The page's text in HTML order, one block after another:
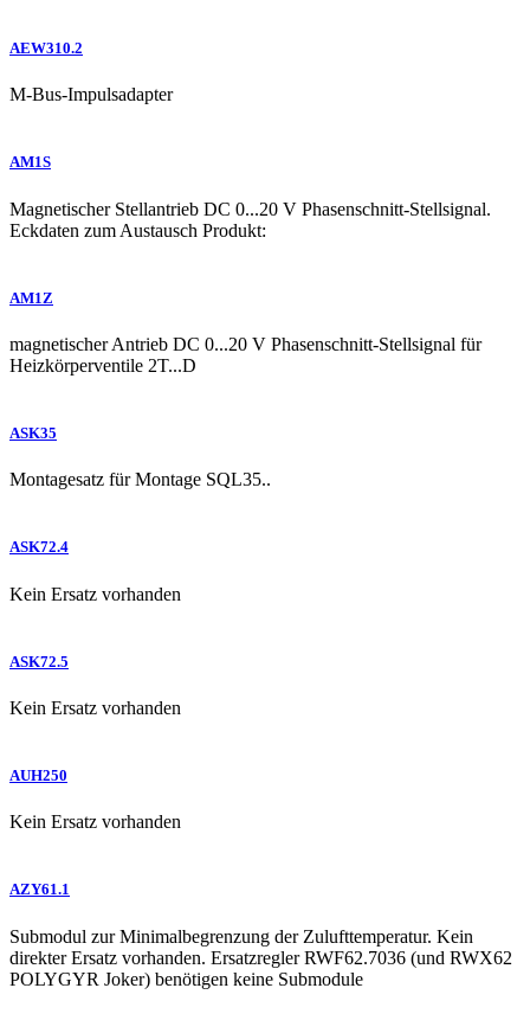
AEW310.2
M-Bus-Impulsadapter
AM1S
Magnetischer Stellantrieb DC 0...20 V Phasenschnitt-Stellsignal.
Eckdaten zum Austausch Produkt:
AM1Z
magnetischer Antrieb DC 0...20 V Phasenschnitt-Stellsignal für
Heizkörperventile 2T...D
ASK35
Montagesatz für Montage SQL35..
ASK72.4
Kein Ersatz vorhanden
ASK72.5
Kein Ersatz vorhanden
AUH250
Kein Ersatz vorhanden
AZY61.1
Submodul zur Minimalbegrenzung der Zulufttemperatur. Kein
direkter Ersatz vorhanden. Ersatzregler RWF62.7036 (und RWX62
POLYGYR Joker) benötigen keine Submodule